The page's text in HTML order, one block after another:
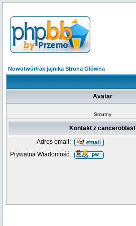
Nowotwór/rak jajnika Strona Główna
Avatar
Smutny
Kontakt z canceroblast
Adres email:
Prywatna Wiadomość: